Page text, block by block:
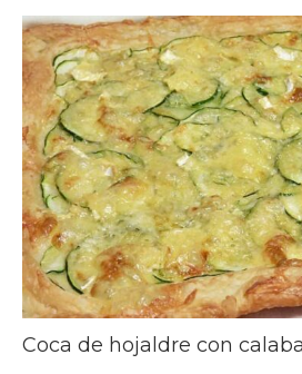
Coca de hojaldre con